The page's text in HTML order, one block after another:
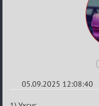
05.09.2025 12:08:40